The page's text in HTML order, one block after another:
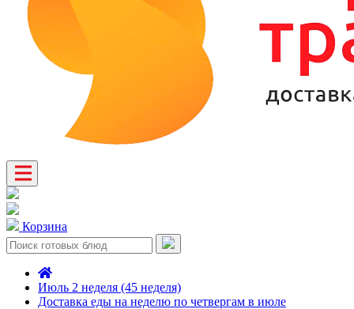
Корзина
Июль 2 неделя (45 неделя)
Доставка еды на неделю по четвергам в июле